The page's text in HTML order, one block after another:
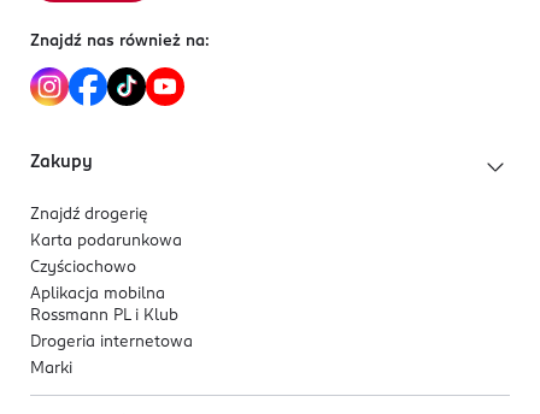
Znajdź nas również na:
Zakupy
Znajdź drogerię
Karta podarunkowa
Czyściochowo
Aplikacja mobilna
Rossmann PL i Klub
Drogeria internetowa
Marki